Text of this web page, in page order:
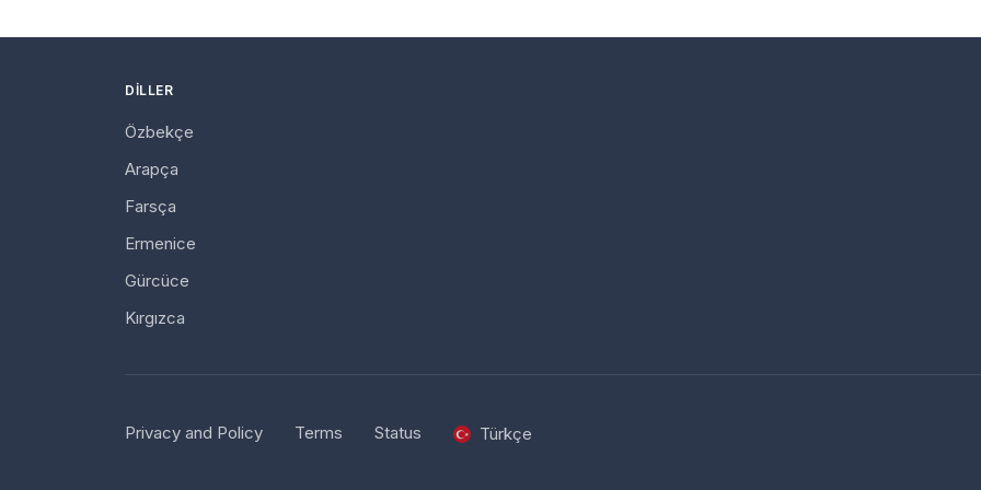
DILLER
Özbekçe
Arapça
Farsça
Ermenice
Gürcüce
Kırgızca
Privacy and Policy Terms Status Türkçe